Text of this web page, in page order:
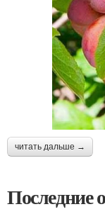
читать дальше →
Последние